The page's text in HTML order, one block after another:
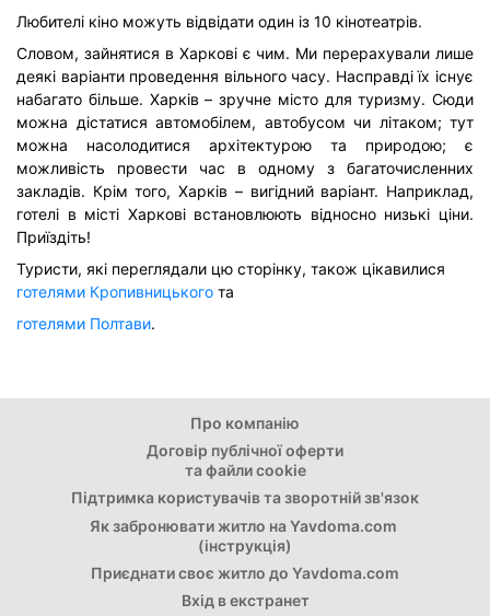
Любителі кіно можуть відвідати один із 10 кінотеатрів.
Словом, зайнятися в Харкові є чим. Ми перерахували лише
деякі варіанти проведення вільного часу. Насправді їх існує
набагато більше. Харків – зручне місто для туризму. Сюди
можна дістатися автомобілем, автобусом чи літаком; тут
можна насолодитися архітектурою та природою; є
можливість провести час в одному з багаточисленних
закладів. Крім того, Харків – вигідний варіант. Наприклад,
готелі в місті Харкові встановлюють відносно низькі ціни.
Приїздіть!
Туристи, які переглядали цю сторінку, також цікавилися
готелями Кропивницького та
готелями Полтави.
Про компанію
Договір публічної оферти
та файли cookie
Підтримка користувачів та зворотній зв'язок
Як забронювати житло на Yavdoma.com
(інструкція)
Приєднати свoє житло до Yavdoma.com
Вхід в екстранет